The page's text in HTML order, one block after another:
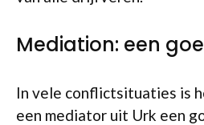
Mediation: een
In vele conflictsituaties is
een mediator uit Urk een